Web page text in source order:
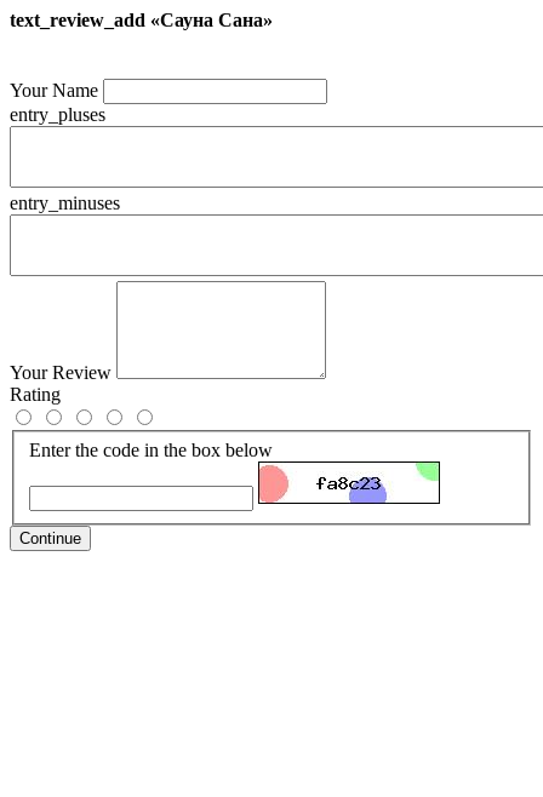
text_review_add «Сауна Сана»
Your Name
entry_pluses
entry_minuses
Your Review
Rating
Enter the code in the box below
Continue